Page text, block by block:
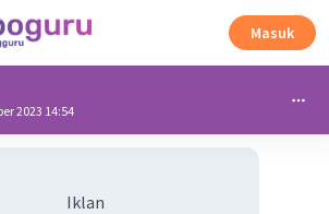
Masuk
2023 14:54
Iklan